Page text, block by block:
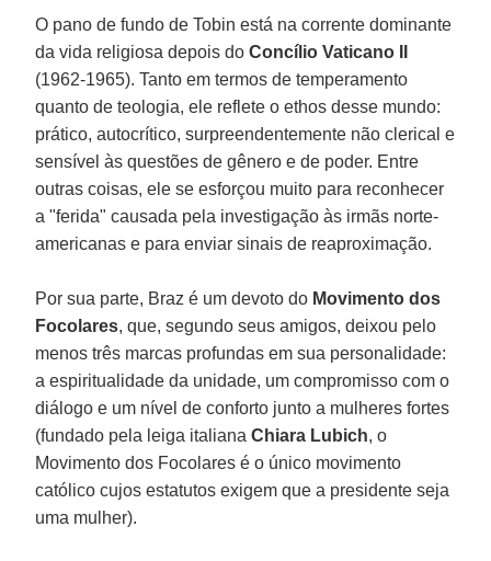
O pano de fundo de Tobin está na corrente dominante
da vida religiosa depois doConcílio Vaticano II
(1962-1965). Tanto em termos de temperamento
quanto de teologia, ele reflete o ethos desse mundo:
prático, autocrítico, surpreendentemente não clerical e
sensível às questões de gênero e de poder. Entre
outras coisas, ele se esforçou muito para reconhecer
a "ferida" causada pela investigação às irmãs norte-
americanas e para enviar sinais de reaproximação.
Por sua parte, Braz é um devoto do Movimento dos
Focolares, que, segundo seus amigos, deixou pelo
menos três marcas profundas em sua personalidade:
a espiritualidade da unidade, um compromisso com o
diálogo e um nível de conforto junto a mulheres fortes
(fundado pela leiga italianaChiara Lubich, o
Movimento dos Focolares é o único movimento
católico cujos estatutos exigem que a presidente seja
uma mulher).